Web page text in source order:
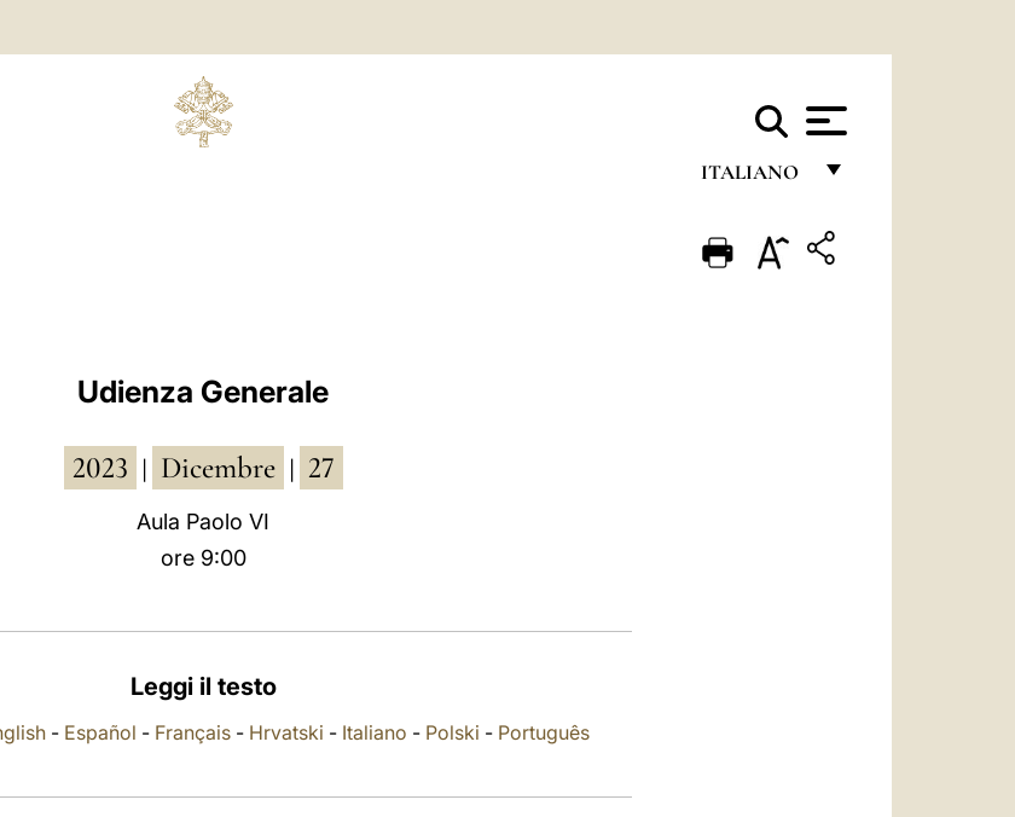
ITALIANO
ENGLISH
Udienza Generale
2023 Dicembre 27
Aula Paolo VI
ore 9:00
Leggi il testo
- Español - Français- Hrvatski - Italiano - Polski - Português